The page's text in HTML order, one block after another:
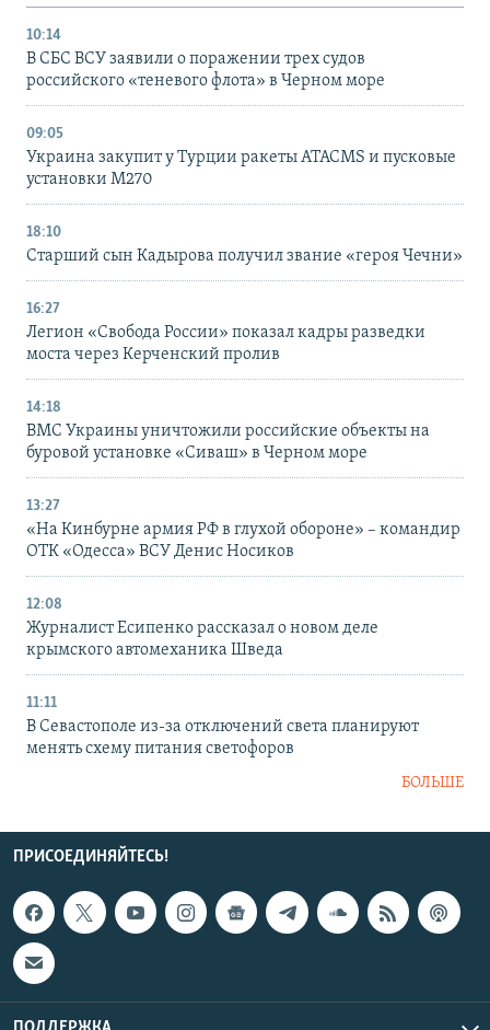
10:14
В СБС ВСУ заявили о поражении трех судов
российского «теневого флота» в Черном море
09:05
Украина закупит у Турции ракеты ATACMS и пусковые
установки M270
18:10
Старший сын Кадырова получил звание «героя Чечни»
16:27
Легион «Свобода России» показал кадры разведки
моста через Керченский пролив
14:18
ВМС Украины уничтожили российские объекты на
буровой установке «Сиваш» в Черном море
13:27
«На Кинбурне армия РФ в глухой обороне» – командир
ОТК «Одесса» ВСУ Денис Носиков
12:08
Журналист Есипенко рассказал о новом деле
крымского автомеханика Шведа
11:11
В Севастополе из-за отключений света планируют
менять схему питания светофоров
БОЛЬШЕ
ПРИСОЕДИНЯЙТЕСЬ!